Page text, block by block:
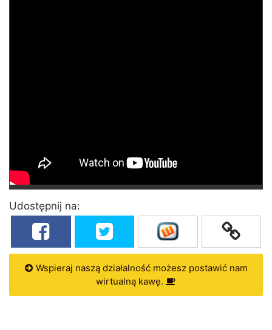
Udostępnij na:
Wspieraj naszą działalność możesz postawić nam
wirtualną kawę.